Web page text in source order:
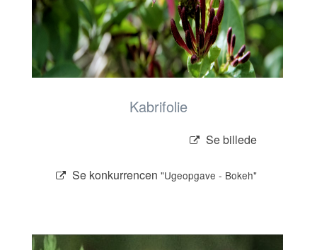
Kabrifolie
Se billede
Se konkurrencen "Ugeopgave - Bokeh"